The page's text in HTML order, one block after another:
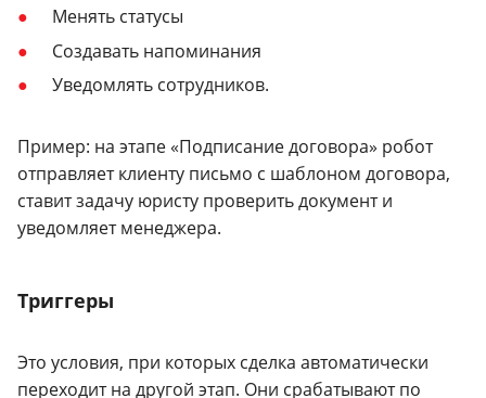
Менять статусы
Создавать напоминания
Уведомлять сотрудников.
Пример: на этапе «Подписание договора» робот
отправляет клиенту письмо с шаблоном договора,
ставит задачу юристу проверить документ и
уведомляет менеджера.
Триггеры
Это условия, при которых сделка автоматически
переходит на другой этап. Они срабатывают по